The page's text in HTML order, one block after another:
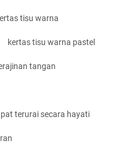
tisu warna
kertas tisu warna pastel
tangan
terurai secara hayati